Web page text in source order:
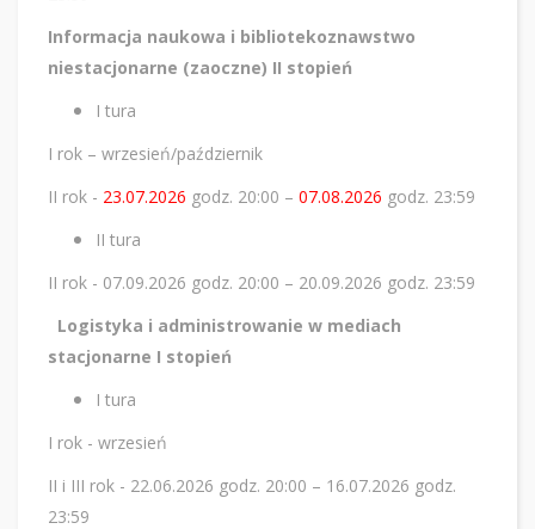
Informacja naukowa i bibliotekoznawstwo
niestacjonarne (zaoczne) II stopień
I tura
I rok – wrzesień/październik
II rok - 23.07.2026 godz. 20:00 – 07.08.2026 godz. 23:59
II tura
II rok - 07.09.2026 godz. 20:00 – 20.09.2026 godz. 23:59
Logistyka i administrowanie w mediach
stacjonarne I stopień
I tura
I rok - wrzesień
II i III rok - 22.06.2026 godz. 20:00 – 16.07.2026 godz.
23:59